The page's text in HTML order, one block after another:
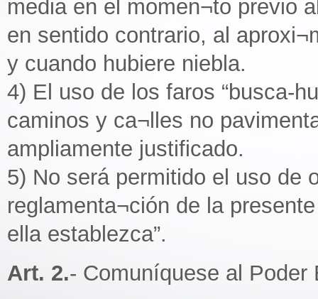
media en el momen¬to previo
en sentido contrario, al
y cuando hubiere niebla.
4) El uso de los faros “busca-
caminos y ca¬lles no
ampliamente justificado.
5) No será permitido el uso de
reglamenta¬ción de la
ella establezca”.
Art. 2.- Comuníquese al Poder